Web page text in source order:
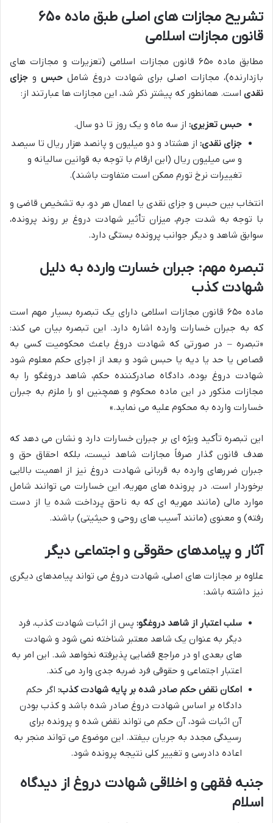
تشریح مجازات های اصلی طبق ماده ۶۵۰
قانون مجازات اسلامی
مطابق ماده ۶۵۰ قانون مجازات اسلامی (تعزیرات و مجازات های
بازدارنده)، مجازات اصلی برای شهادت دروغ شامل حبس و جزای
نقدی است. همانطور که پیشتر ذکر شد، این مجازات ها عبارتند از:
حبس تعزیری: از سه ماه و یک روز تا دو سال.
جزای نقدی: از هشتاد و دو میلیون و پانصد هزار ریال تا سیصد
و سی میلیون ریال (این ارقام با توجه به قوانین سالیانه و
تغییرات نرخ تورم ممکن است متفاوت باشند).
انتخاب بین حبس و جزای نقدی یا اعمال هر دو، به تشخیص قاضی و
با توجه به شدت جرم، میزان تأثیر شهادت دروغ بر روند پرونده،
سوابق شاهد و دیگر جوانب پرونده بستگی دارد.
تبصره مهم: جبران خسارت وارده به دلیل
شهادت کذب
ماده ۶۵۰ قانون مجازات اسلامی دارای یک تبصره بسیار مهم است
که به جبران خسارات وارده اشاره دارد. این تبصره بیان می کند:
«تبصره – در صورتی که شهادت دروغ باعث محکومیت کسی به
قصاص یا حد یا دیه یا حبس شود و بعد از اجرای حکم معلوم شود
شهادت دروغ بوده، دادگاه صادرکننده حکم، شاهد دروغگو را به
مجازات مذکور در این ماده محکوم و همچنین او را ملزم به جبران
خسارات وارده به محکوم علیه می نماید.»
این تبصره تأکید ویژه ای بر جبران خسارات دارد و نشان می دهد که
هدف قانون گذار صرفاً مجازات شاهد نیست، بلکه احقاق حق و
جبران ضررهای وارده به قربانی شهادت دروغ نیز از اهمیت بالایی
برخوردار است. در پرونده های مهریه، این خسارات می توانند شامل
موارد مالی (مانند مهریه ای که به ناحق پرداخت شده یا از دست
رفته) و معنوی (مانند آسیب های روحی و حیثیتی) باشند.
آثار و پیامدهای حقوقی و اجتماعی دیگر
علاوه بر مجازات های اصلی، شهادت دروغ می تواند پیامدهای دیگری
نیز داشته باشد:
سلب اعتبار از شاهد دروغگو: پس از اثبات شهادت کذب، فرد
دیگر به عنوان یک شاهد معتبر شناخته نمی شود و شهادت
های بعدی او در مراجع قضایی پذیرفته نخواهد شد. این امر به
اعتبار اجتماعی و حقوقی فرد ضربه جدی وارد می کند.
امکان نقض حکم صادر شده بر پایه شهادت کذب: اگر حکم
دادگاه بر اساس شهادت دروغ صادر شده باشد و کذب بودن
آن اثبات شود، آن حکم می تواند نقض شده و پرونده برای
رسیدگی مجدد به جریان بیفتد. این موضوع می تواند منجر به
اعاده دادرسی و تغییر کلی نتیجه پرونده شود.
جنبه فقهی و اخلاقی شهادت دروغ از دیدگاه
اسلام